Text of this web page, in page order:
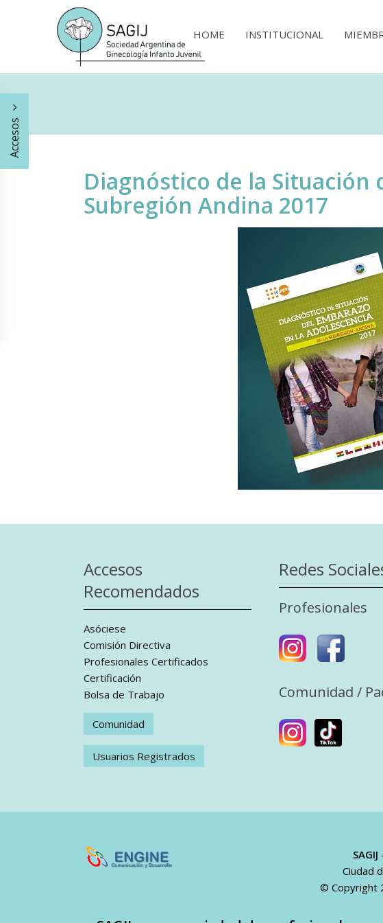
HOME INSTITUCIONAL
Accesos
Diagnóstico de la Situación
Subregión Andina 2017
Accesos
Recomendados
Asóciese
Comisión Directiva
Profesionales Certificados
Certificación
Bolsa de Trabajo
Comunidad
Usuarios Registrados
Redes
Profesionales
Comunidad /
SAGIJ
Ciudad
© Copyright